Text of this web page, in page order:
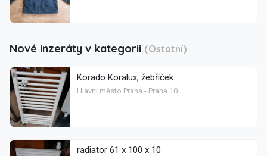
Nové inzeráty v kategorii (Ostatní)
Korado Koralux, žebříček
Hlavní město Praha - Praha 10
radiator 61 x 100 x 10